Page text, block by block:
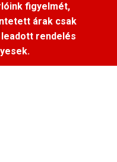
figyelmét,
árak csak
rendelés